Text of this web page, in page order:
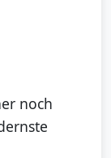
noch